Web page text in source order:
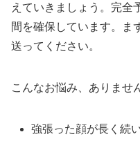
えていきましょう。完全
間を確保しています。ま
送ってください。
こんなお悩み、ありませ
強張った顔が長く続